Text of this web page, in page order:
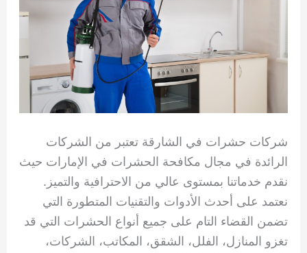
شركات حشرات في الشارقة تعتبر من الشركات
الرائدة في مجال مكافحة الحشرات في الإمارات حيث
نقدم خدماتنا بمستوى عالي من الاحترافية والتميز.
نعتمد على أحدث الأدوات والتقنيات المتطورة التي
تضمن القضاء التام على جميع أنواع الحشرات التي قد
تغزو المنازل، الفلل، الشقق، المكاتب، الشركات،